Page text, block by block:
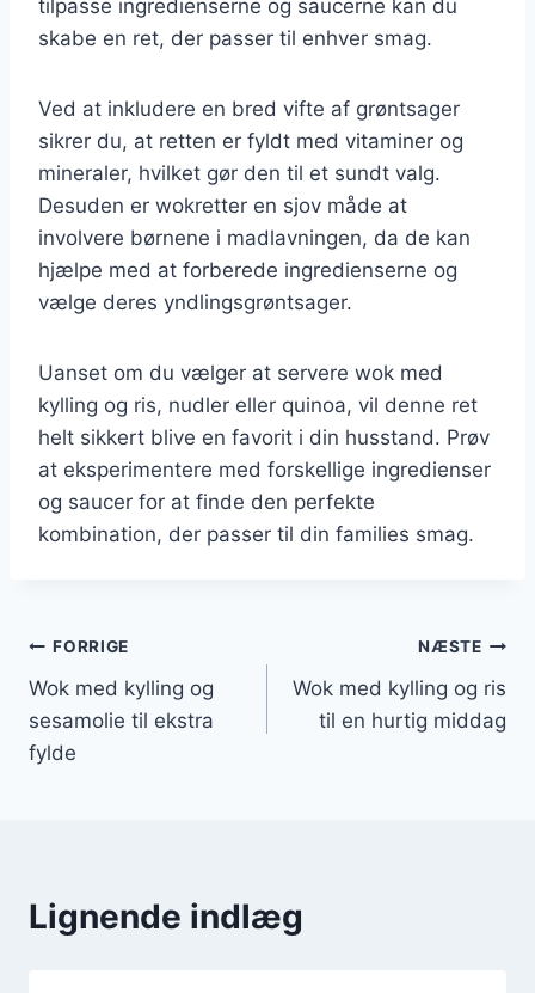
tilpasse ingredienserne og saucerne kan du
skabe en ret, der passer til enhver smag.
Ved at inkludere en bred vifte af grøntsager
sikrer du, at retten er fyldt med vitaminer og
mineraler, hvilket gør den til et sundt valg.
Desuden er wokretter en sjov måde at
involvere børnene i madlavningen, da de kan
hjælpe med at forberede ingredienserne og
vælge deres yndlingsgrøntsager.
Uanset om du vælger at servere wok med
kylling og ris, nudler eller quinoa, vil denne ret
helt sikkert blive en favorit i din husstand. Prøv
at eksperimentere med forskellige ingredienser
og saucer for at finde den perfekte
kombination, der passer til din families smag.
Indlægsnavigation
FORRIGE
Wok med kylling og
sesamolie til ekstra
fylde
NÆSTE
Wok med kylling og ris
til en hurtig middag
Lignende indlæg